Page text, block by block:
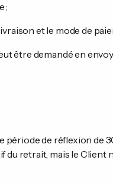
;
et le mode de
être demandé en
période de réflexion de
du retrait, mais le Client